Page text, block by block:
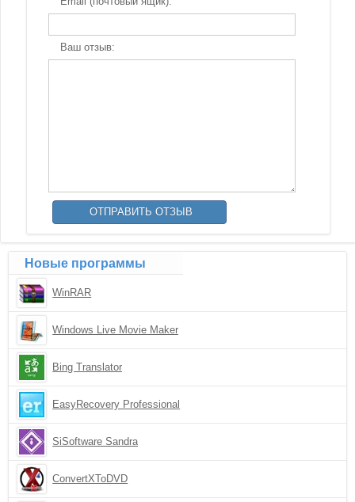
Ваш отзыв:
Новые программы
WinRAR
Windows Live Movie Maker
Bing Translator
EasyRecovery Professional
SiSoftware Sandra
ConvertXToDVD